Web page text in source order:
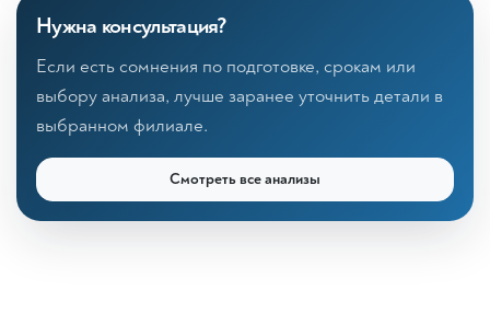
Нужна консультация?
Если есть сомнения по подготовке, срокам или
выбору анализа, лучше заранее уточнить детали в
выбранном филиале.
Смотреть все анализы